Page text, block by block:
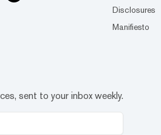
Disclosures
Manifiesto
sent to your inbox weekly.